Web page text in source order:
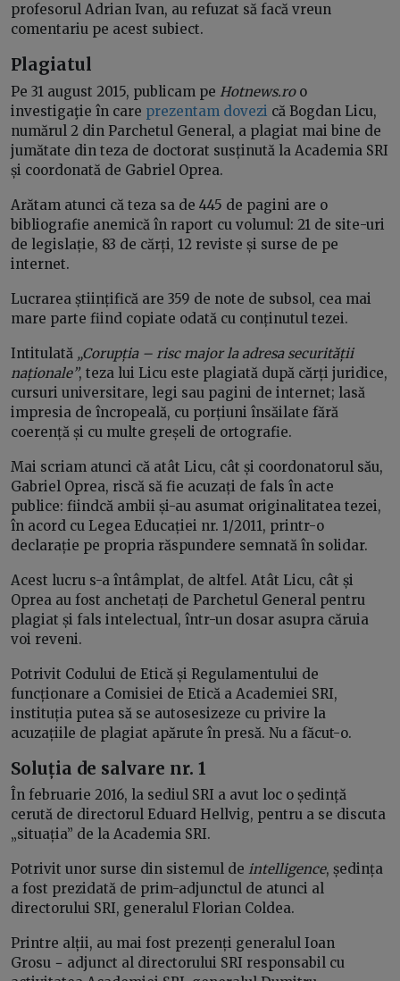
profesorul Adrian Ivan, au refuzat să facă vreun
comentariu pe acest subiect.
Plagiatul
Pe 31 august 2015, publicam pe Hotnews.roo
investigaţie în care prezentam dovezi că Bogdan Licu,
numărul 2 din Parchetul General, a plagiat mai bine de
jumătate din teza de doctorat susținută la Academia SRI
și coordonată de Gabriel Oprea.
Arătam atunci că teza sa de 445 de pagini are o
bibliografie anemică în raport cu volumul: 21 de site-uri
de legislație, 83 de cărți, 12 reviste și surse de pe
internet.
Lucrarea științifică are 359 de note de subsol, cea mai
mare parte fiind copiate odată cu conținutul tezei.
Intitulată „Corupția – risc major la adresa securității
naționale”, teza lui Licu este plagiată după cărți juridice,
cursuri universitare, legi sau pagini de internet; lasă
impresia de încropeală, cu porțiuni însăilate fără
coerență și cu multe greșeli de ortografie.
Mai scriam atunci că atât Licu, cât și coordonatorul său,
Gabriel Oprea, riscă să fie acuzați de fals în acte
publice: fiindcă ambii și-au asumat originalitatea tezei,
în acord cu Legea Educației nr. 1/2011, printr-o
declarație pe propria răspundere semnată în solidar.
Acest lucru s-a întâmplat, de altfel. Atât Licu, cât și
Oprea au fost anchetați de Parchetul General pentru
plagiat și fals intelectual, într-un dosar asupra căruia
voi reveni.
Potrivit Codului de Etică și Regulamentului de
funcționare a Comisiei de Etică a Academiei SRI,
instituția putea să se autosesizeze cu privire la
acuzațiile de plagiat apărute în presă. Nu a făcut-o.
Soluția de salvare nr. 1
În februarie 2016, la sediul SRI a avut loc o ședință
cerută de directorul Eduard Hellvig, pentru a se discuta
„situația” de la Academia SRI.
Potrivit unor surse din sistemul de intelligence, ședința
a fost prezidată de prim-adjunctul de atunci al
directorului SRI, generalul Florian Coldea.
Printre alții, au mai fost prezenți generalul Ioan
Grosu − adjunct al directorului SRI responsabil cu